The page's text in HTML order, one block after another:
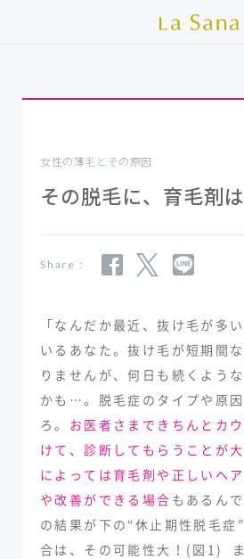
女性の薄毛とその原因
その脱毛に、育毛剤
Share：
「なんだか最近、抜け毛が多
いるあなた。抜け毛が短期間
りませんが、何日も続くよう
かも…。脱毛症のタイプや原
ろ。 お医者さまできちんとカ
けて、診断してもらうことが
によっては育毛剤や正しいヘ
や改善ができる場合 もあるん
の結果が下の“休止期性脱毛症
合は、その可能性大！(図1)